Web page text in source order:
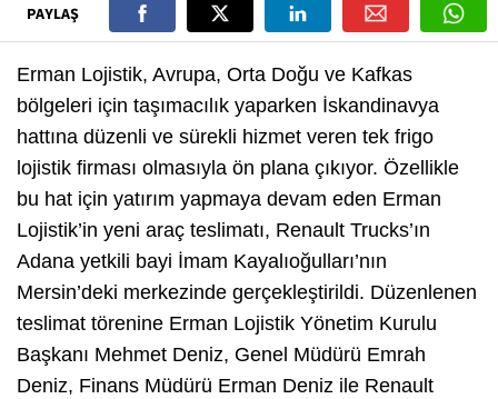
PAYLAŞ
Erman Lojistik, Avrupa, Orta Doğu ve Kafkas
bölgeleri için taşımacılık yaparken İskandinavya
hattına düzenli ve sürekli hizmet veren tek frigo
lojistik firması olmasıyla ön plana çıkıyor. Özellikle
bu hat için yatırım yapmaya devam eden Erman
Lojistik’in yeni araç teslimatı, Renault Trucks’ın
Adana yetkili bayi İmam Kayalıoğulları’nın
Mersin’deki merkezinde gerçekleştirildi. Düzenlenen
teslimat törenine Erman Lojistik Yönetim Kurulu
Başkanı Mehmet Deniz, Genel Müdürü Emrah
Deniz, Finans Müdürü Erman Deniz ile Renault